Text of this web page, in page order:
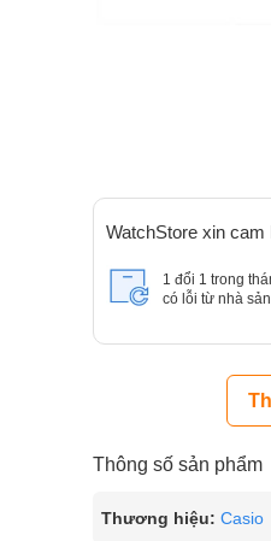
WatchStore xin cam
1 đổi 1 trong
có lỗi từ nhà sản
Thông số sản phẩm
Thương hiệu: Casio